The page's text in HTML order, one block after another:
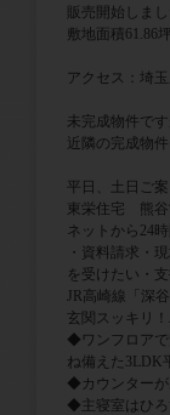
販売開始しま
敷地面積61.86
アクセス：埼玉
未完成物件で
近隣の完成物
平日、土日ご
東栄住宅 熊谷
ネットから24
・資料請求・
を受けたい・
JR高崎線「深
玄関スッキリ！
◆ワンフロアで
ね備えた3LDK
◆カウンターが
◆主寝室はひろ